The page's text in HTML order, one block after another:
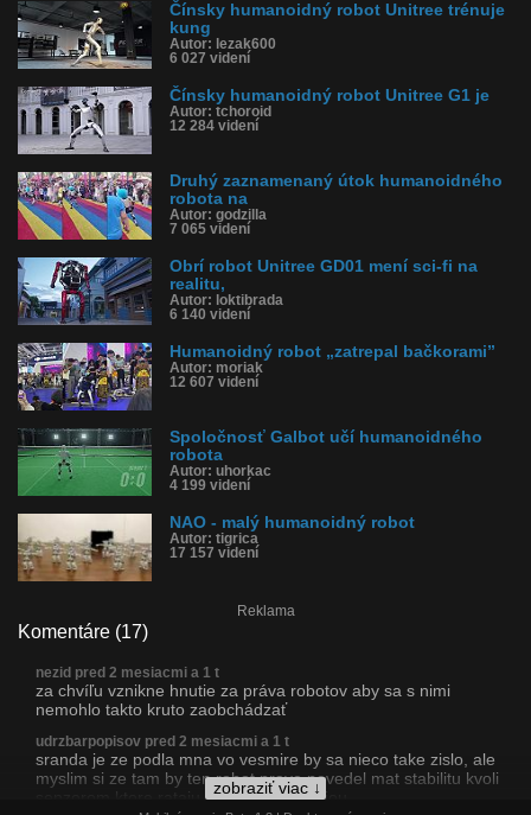
Čínsky humanoidný robot Unitree trénuje
kung
Autor: lezak600
6 027 videní
Čínsky humanoidný robot Unitree G1 je
Autor: tchoroid
12 284 videní
Druhý zaznamenaný útok humanoidného
robota na
Autor: godzilla
7 065 videní
Obrí robot Unitree GD01 mení sci-fi na
realitu,
Autor: loktibrada
6 140 videní
Humanoidný robot „zatrepal bačkorami”
Autor: moriak
12 607 videní
Spoločnosť Galbot učí humanoidného
robota
Autor: uhorkac
4 199 videní
NAO - malý humanoidný robot
Autor: tigrica
17 157 videní
Reklama
Komentáre (17)
zobraziť viac ↓
nezid pred 2 mesiacmi a 1 t
za chvíľu vznikne hnutie za práva robotov aby sa s nimi
nemohlo takto kruto zaobchádzať
udrzbarpopisov pred 2 mesiacmi a 1 t
sranda je ze podla mna vo vesmire by sa nieco take zislo, ale
myslim si ze tam by ten robot prave nevedel mat stabilitu kvoli
senzorom ktore rataju prave s gravitaciou